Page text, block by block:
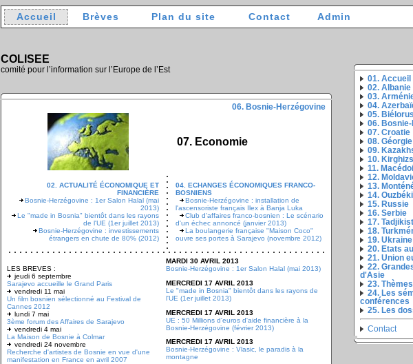
Accueil Brèves Plan du site Contact Admin
COLISEE
comité pour l’information sur l’Europe de l’Est
06. Bosnie-Herzégovine
07. Economie
02. ACTUALITÉ ÉCONOMIQUE ET
FINANCIÈRE
Bosnie-Herzégovine : 1er Salon Halal (mai
2013)
Le "made in Bosnia" bientôt dans les rayons
de l'UE (1er juillet 2013)
Bosnie-Herzégovine : investissements
étrangers en chute de 80% (2012)
04. ECHANGES ÉCONOMIQUES FRANCO-
BOSNIENS
Bosnie-Herzégovine : installation de
l'ascensoriste français Ilex à Banja Luka
Club d'affaires franco-bosnien : Le scénario
d'un échec annoncé (janvier 2013)
La boulangerie française "Maison Coco"
ouvre ses portes à Sarajevo (novembre 2012)
LES BREVES :
jeudi 6 septembre
Sarajevo accueille le Grand Paris
vendredi 11 mai
Un film bosnien sélectionné au Festival de
Cannes 2012
lundi 7 mai
3ème forum des Affaires de Sarajevo
vendredi 4 mai
La Maison de Bosnie à Colmar
vendredi 24 novembre
Recherche d'artistes de Bosnie en vue d'une
manifestation en France en avril 2007
MARDI 30 AVRIL 2013
Bosnie-Herzégovine : 1er Salon Halal (mai 2013)
MERCREDI 17 AVRIL 2013
Le "made in Bosnia" bientôt dans les rayons de
l'UE (1er juillet 2013)
MERCREDI 17 AVRIL 2013
UE : 50 Millions d'euros d'aide financière à la
Bosnie-Herzégovine (février 2013)
MERCREDI 17 AVRIL 2013
Bosnie-Herzégovine : Vlasic, le paradis à la
montagne
01. Accueil
02. Albanie
03.
04.
05.
06.
07. Croatie
08. Géorgie
09.
10.
11.
12.
13.
14.
15. Russie
16. Serbie
17.
18.
19. Ukraine
20. Etats
21. Union
22.
d'Asie
23.
24. Les
conférences
25. Les
Contact